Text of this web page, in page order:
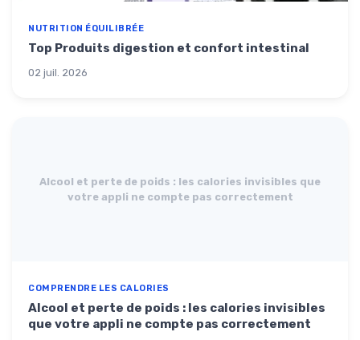
NUTRITION ÉQUILIBRÉE
Top Produits digestion et confort intestinal
02 juil. 2026
Alcool et perte de poids : les calories invisibles que
votre appli ne compte pas correctement
COMPRENDRE LES CALORIES
Alcool et perte de poids : les calories invisibles
que votre appli ne compte pas correctement